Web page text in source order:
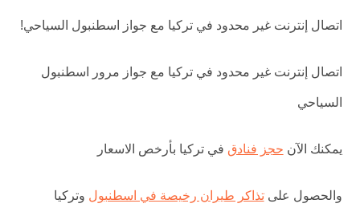
اتصال إنترنت غير محدود في تركيا مع جواز اسطنبول السياحي!
اتصال إنترنت غير محدود في تركيا مع جواز مرور اسطنبول
السياحي
يمكنك الآن حجز فنادقفي تركيا بأرخص الاسعار
والحصول على تذاكر طيران رخيصة في اسطنبولوتركيا